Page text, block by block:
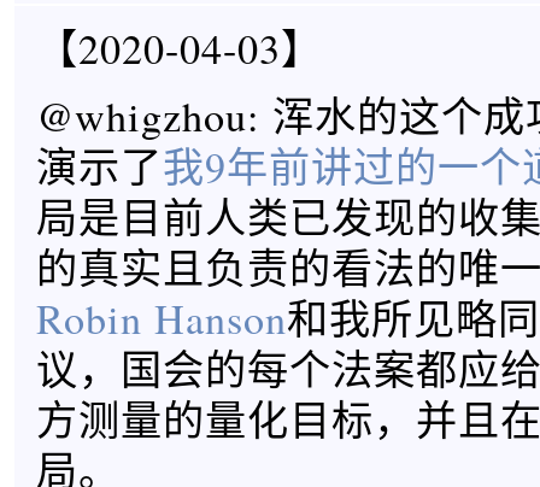
【2020-04-03】
@whigzhou: 浑水的这个
演示了我9年前讲过的一个
局是目前人类已发现的收
的真实且负责的看法的唯
Robin Hanson和我所见略
议，国会的每个法案都应
方测量的量化目标，并且
局。 ​​​​